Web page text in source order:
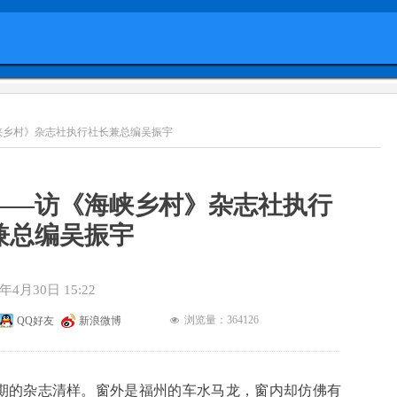
杂志清样。窗外是福州的车水马龙，窗内却仿佛有
村》杂志社执行社长兼总编吴振宇
访《海峡乡村》杂志社执行
总编吴振宇
4月30日 15:22
QQ好友 新浪微博 넶 浏览量：364126